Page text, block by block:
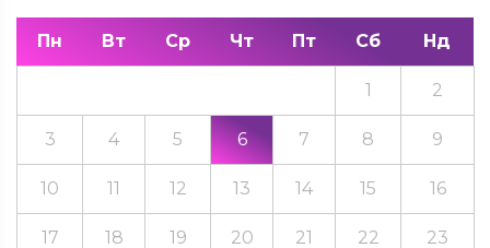
Пн Вт Ср Чт Пт Сб Нд
1 2
3 4 5 6 7 8 9
10 11 12 13 14 15 16
17 18 19 20 21 22 23